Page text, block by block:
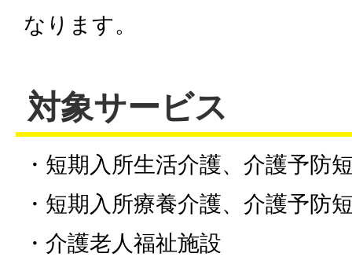
なります。
対象サービス
・短期入所生活介護、介護予防
・短期入所療養介護、介護予防
・介護老人福祉施設